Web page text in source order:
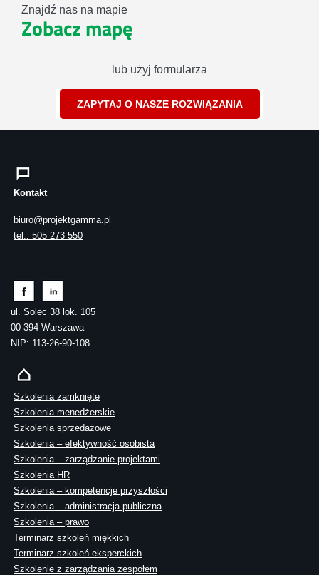
Znajdź nas na mapie
Zobacz mapę
lub użyj formularza
ZAPYTAJ O NASZE ROZWIĄZANIA
Kontakt
biuro@projektgamma.pl
tel.: 505 273 550
ul. Solec 38 lok. 105
00-394 Warszawa
NIP: 113-26-90-108
Szkolenia zamknięte
Szkolenia menedżerskie
Szkolenia sprzedażowe
Szkolenia – efektywność osobista
Szkolenia – zarządzanie projektami
Szkolenia HR
Szkolenia – kompetencje przyszłości
Szkolenia – administracja publiczna
Szkolenia – prawo
Terminarz szkoleń miękkich
Terminarz szkoleń eksperckich
Szkolenie z zarządzania zespołem